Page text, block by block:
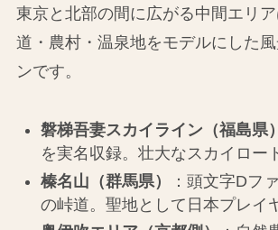
東京と北部の間に広がる中間エリ
道・農村・温泉地をモデルにした
ンです。
磐梯吾妻スカイライン（福島県）
を実名収録。壮大なスカイロー
榛名山（群馬県）
：頭文字Dフ
の峠道。聖地として日本プレイ